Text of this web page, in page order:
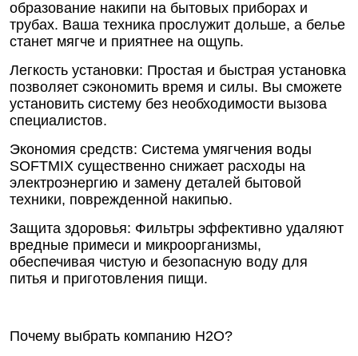
образование накипи на бытовых приборах и
трубах. Ваша техника прослужит дольше, а белье
станет мягче и приятнее на ощупь.
Легкость установки: Простая и быстрая установка
позволяет сэкономить время и силы. Вы сможете
установить систему без необходимости вызова
специалистов.
Экономия средств: Система умягчения воды
SOFTMIX существенно снижает расходы на
электроэнергию и замену деталей бытовой
техники, поврежденной накипью.
Защита здоровья: Фильтры эффективно удаляют
вредные примеси и микроорганизмы,
обеспечивая чистую и безопасную воду для
питья и приготовления пищи.
Почему выбрать компанию Н2О?